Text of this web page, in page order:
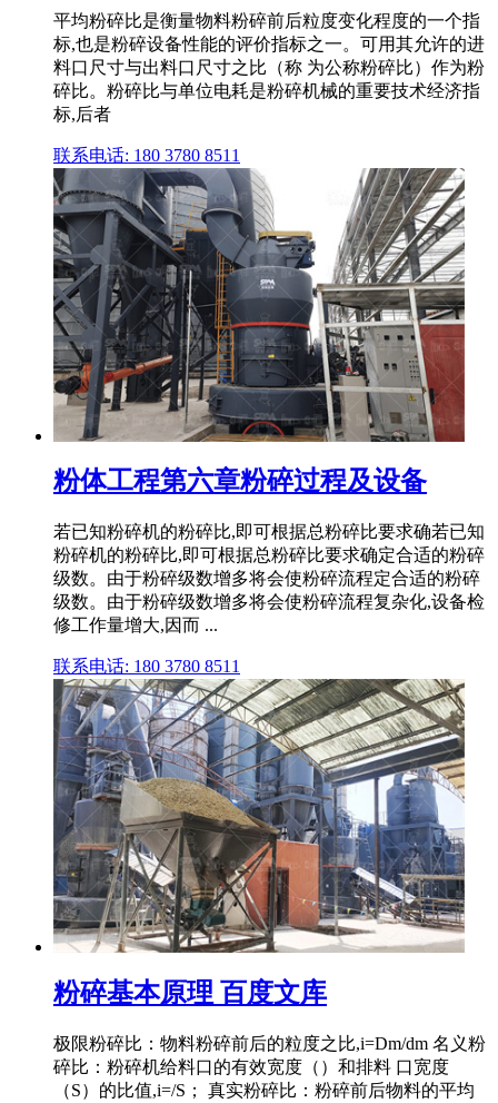
平均粉碎比是衡量物料粉碎前后粒度变化程度的一个指
标,也是粉碎设备性能的评价指标之一。可用其允许的进
料口尺寸与出料口尺寸之比（称 为公称粉碎比）作为粉
碎比。粉碎比与单位电耗是粉碎机械的重要技术经济指
标,后者
联系电话: 180 3780 8511
粉体工程第六章粉碎过程及设备
若已知粉碎机的粉碎比,即可根据总粉碎比要求确若已知
粉碎机的粉碎比,即可根据总粉碎比要求确定合适的粉碎
级数。由于粉碎级数增多将会使粉碎流程定合适的粉碎
级数。由于粉碎级数增多将会使粉碎流程复杂化,设备检
修工作量增大,因而 ...
联系电话: 180 3780 8511
粉碎基本原理 百度文库
极限粉碎比：物料粉碎前后的粒度之比,i=Dm/dm 名义粉
碎比：粉碎机给料口的有效宽度（）和排料 口宽度
（S）的比值,i=/S； 真实粉碎比：粉碎前后物料的平均